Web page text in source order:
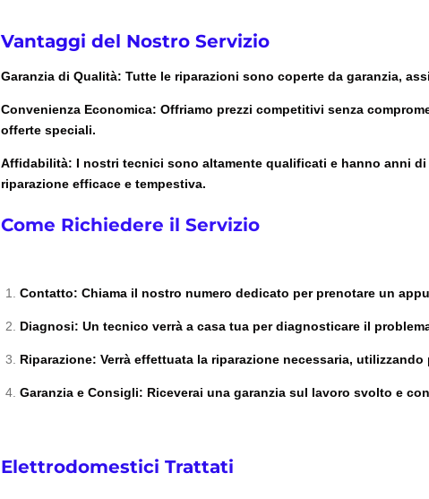
Vantaggi del Nostro Servizio
Garanzia di Qualità: Tutte le riparazioni sono coperte da garanzia,
Convenienza Economica: Offriamo prezzi competitivi senza
offerte speciali.
Affidabilità: I nostri tecnici sono altamente qualificati e hanno anni
riparazione efficace e tempestiva.
Come Richiedere il Servizio
Contatto: Chiama il nostro numero dedicato per prenotare un
Diagnosi: Un tecnico verrà a casa tua per diagnosticare il
Riparazione: Verrà effettuata la riparazione necessaria,
Garanzia e Consigli: Riceverai una garanzia sul lavoro svolto e
Elettrodomestici Trattati